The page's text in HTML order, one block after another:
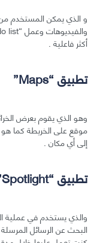
و الذي يمكن المستخدم من
أكثر فاعلية .
تطبيق “Maps”
وهو الذي يقوم بعرض
إلى أي مكان .
تطبيق “Spotlight”
والذي يستخدم في عملية
البحث عن الرسائل